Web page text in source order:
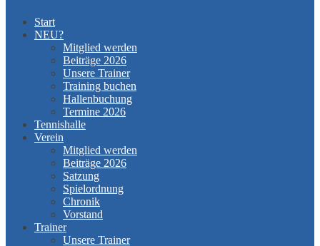
Start
NEU?
Mitglied werden
Beiträge 2026
Unsere Trainer
Training buchen
Hallenbuchung
Termine 2026
Tennishalle
Verein
Mitglied werden
Beiträge 2026
Satzung
Spielordnung
Chronik
Vorstand
Trainer
Unsere Trainer